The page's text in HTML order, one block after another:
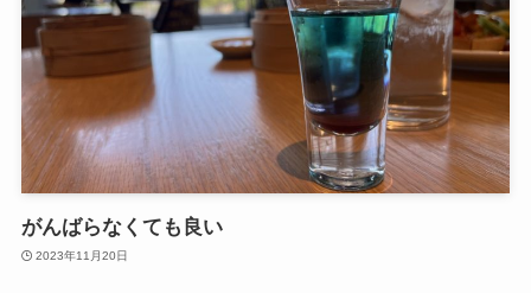
がんばらなくても良い
2023年11月20日